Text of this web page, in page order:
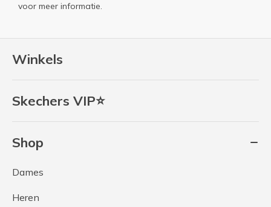
Winkels
Skechers VIP⭐
Shop
Dames
Heren
voor meer informatie.